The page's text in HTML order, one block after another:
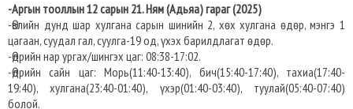
-Аргын тооллын 12 сарын 21. Ням (Адьяа) гараг (2025)
-Өвлийн дунд шар хулгана сарын шинийн 2, хөх хулгана өдөр, мэнгэ 1
цагаан, суудал гал, суулга-19 од, үхэх барилдлагат өдөр.
-Өдрийн нар ургах/шингэх цаг: 08:38-17:02.​
-Өдрийн сайн цаг: Морь(11:40-13:40), бич(15:40-17:40), тахиа(17:40-
19:40), хулгана(23:40-01:40), үхэр(01:40-03:40), туулай(05:40-07:40)
болой.